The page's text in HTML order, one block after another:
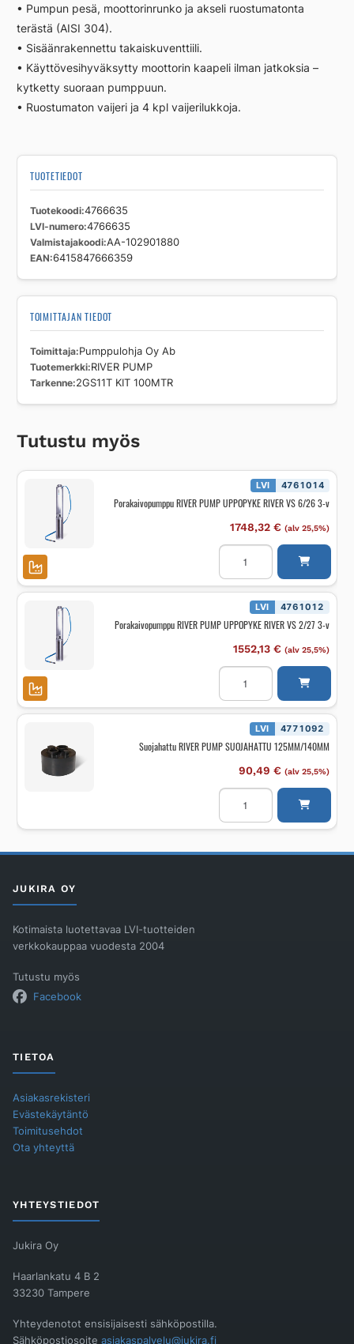
• Pumpun pesä, moottorinrunko ja akseli ruostumatonta
terästä (AISI 304).
• Sisäänrakennettu takaiskuventtiili.
• Käyttövesihyväksytty moottorin kaapeli ilman jatkoksia –
kytketty suoraan pumppuun.
• Ruostumaton vaijeri ja 4 kpl vaijerilukkoja.
TUOTETIEDOT
Tuotekoodi 4766635
LVI-numero 4766635
Valmistajakoodi AA-102901880
EAN 6415847666359
TOIMITTAJAN TIEDOT
Toimittaja Pumppulohja Oy Ab
Tuotemerkki RIVER PUMP
Tarkenne 2GS11T KIT 100MTR
Tutustu myös
LVI 4761014
Porakaivopumppu RIVER PUMP UPPOPYKE RIVER VS 6/26 3-v
1748,32 € (alv 25,5%)
Porakaivopumppu
RIVER
UPPOPYKE
RIVER
3-
määrä
LVI 4761012
Porakaivopumppu RIVER PUMP UPPOPYKE RIVER VS 2/27 3-v
1552,13 € (alv 25,5%)
Porakaivopumppu
RIVER
UPPOPYKE
RIVER
3-
määrä
LVI 4771092
Suojahattu RIVER PUMP SUOJAHATTU 125MM/140MM
90,49 € (alv 25,5%)
Suojahattu
RIVER
SUOJAHATTU
JUKIRA OY
Kotimaista luotettavaa LVI-tuotteiden
verkkokauppaa vuodesta 2004
Tutustu myös
Facebook
TIETOA
Asiakasrekisteri
Evästekäytäntö
Toimitusehdot
Ota yhteyttä
YHTEYSTIEDOT
Jukira Oy
Haarlankatu 4 B 2
33230 Tampere
Yhteydenotot ensisijaisesti sähköpostilla.
Sähköpostiosoite asiakaspalvelu@jukira.fi